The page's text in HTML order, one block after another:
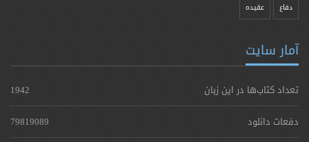
دفاع عقیده
آمار سایت
تعداد کتاب‌ها در این زبان
1942
دفعات دانلود
79819089